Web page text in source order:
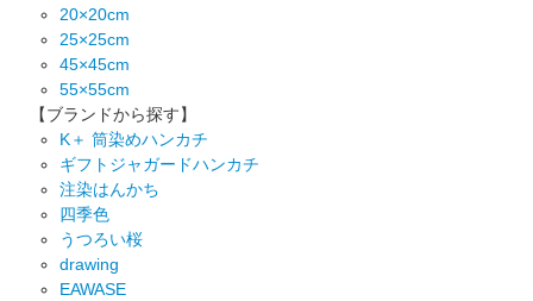
20×20cm
25×25cm
45×45cm
55×55cm
【ブランドから探す】
K＋ 筒染めハンカチ
ギフトジャガードハンカチ
注染はんかち
四季色
うつろい桜
drawing
EAWASE